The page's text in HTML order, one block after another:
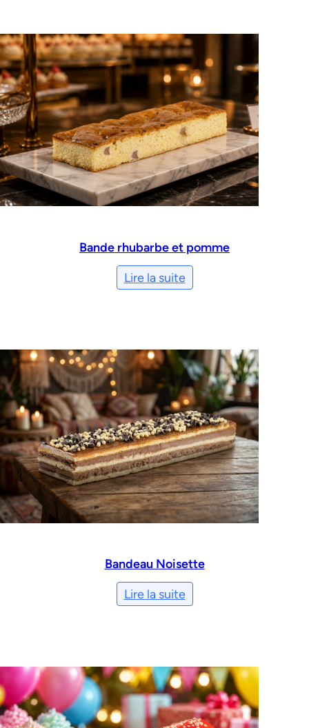
Bande rhubarbe et pomme
Lire la suite
Bandeau Noisette
Lire la suite